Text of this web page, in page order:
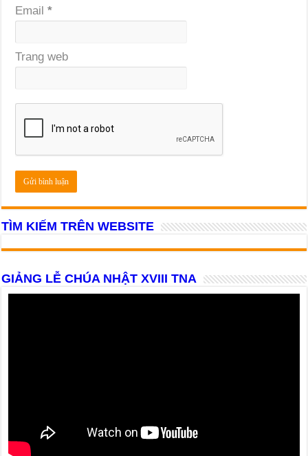
Email*
Trang web
TÌM KIẾM TRÊN WEBSITE
GIẢNG LỄ CHÚA NHẬT XVIII TNA